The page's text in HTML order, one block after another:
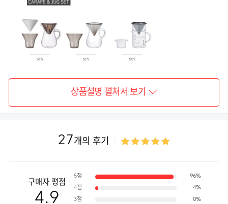
상품설명 펼쳐서 보기
27 개의 후기
구매자 평점
4.9
5점 96%
4점 4%
3점 0%